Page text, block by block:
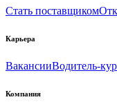
Стать поставщиком
Карьера
ВакансииВодитель-
Компания